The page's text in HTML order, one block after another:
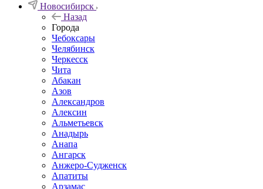
Новосибирск
Назад
Города
Чебоксары
Челябинск
Черкесск
Чита
Абакан
Азов
Александров
Алексин
Альметьевск
Анадырь
Анапа
Ангарск
Анжеро-Судженск
Апатиты
Арзамас